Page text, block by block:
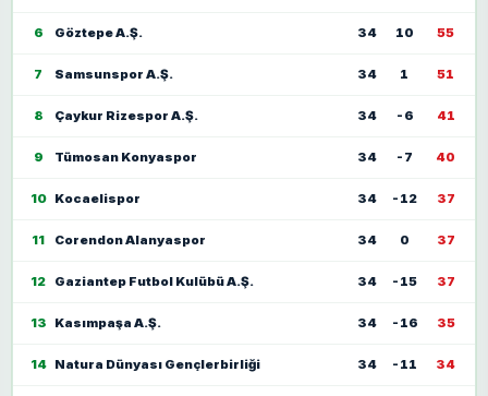
6 Göztepe A.Ş. 34 10 55
7 Samsunspor A.Ş. 34 1 51
8 Çaykur Rizespor A.Ş. 34 -6 41
9 Tümosan Konyaspor 34 -7 40
10 Kocaelispor 34 -12 37
11 Corendon Alanyaspor 34 0 37
12 Gaziantep Futbol Kulübü A.Ş. 34 -15 37
13 Kasımpaşa A.Ş. 34 -16 35
14 Natura Dünyası Gençlerbirliği 34 -11 34